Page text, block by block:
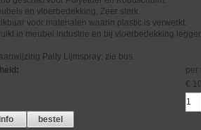
en vloerbedekking, Zeer sterk.
voor materialen waarin plastic is verwerkt.
in meubel industrie en bij vloerbedekking
Palty Lijmspray; zie bus.
:
per
€
bestel